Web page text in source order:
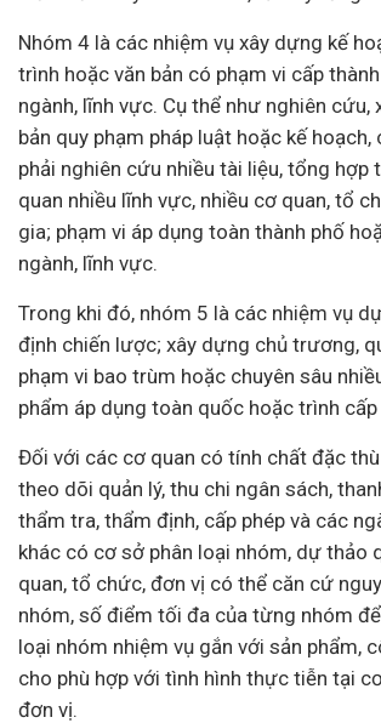
Nhóm 4 là các nhiệm vụ xây dựng kế
trình hoặc văn bản có phạm vi cấp
ngành, lĩnh vực. Cụ thể như nghiên cứu,
bản quy phạm pháp luật hoặc kế
phải nghiên cứu nhiều tài liệu, tổng hợp
quan nhiều lĩnh vực, nhiều cơ quan, tổ
gia; phạm vi áp dụng toàn thành phố
ngành, lĩnh vực.
Trong khi đó, nhóm 5 là các nhiệm vụ
định chiến lược; xây dựng chủ trương,
phạm vi bao trùm hoặc chuyên sâu
phẩm áp dụng toàn quốc hoặc trình
Đối với các cơ quan có tính chất đặc
theo dõi quản lý, thu chi ngân sách,
thẩm tra, thẩm định, cấp phép và các
khác có cơ sở phân loại nhóm, dự thảo
quan, tổ chức, đơn vị có thể căn cứ
nhóm, số điểm tối đa của từng nhóm
loại nhóm nhiệm vụ gắn với sản phẩm,
cho phù hợp với tình hình thực tiễn tại
đơn vị.